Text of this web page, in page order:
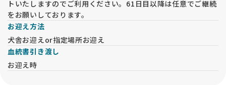
トいたしますのでご利用ください。61日目以降は任意でご継続
をお願いしております。
お迎え方法
犬舎お迎えor指定場所お迎え
血統書引き渡し
お迎え時